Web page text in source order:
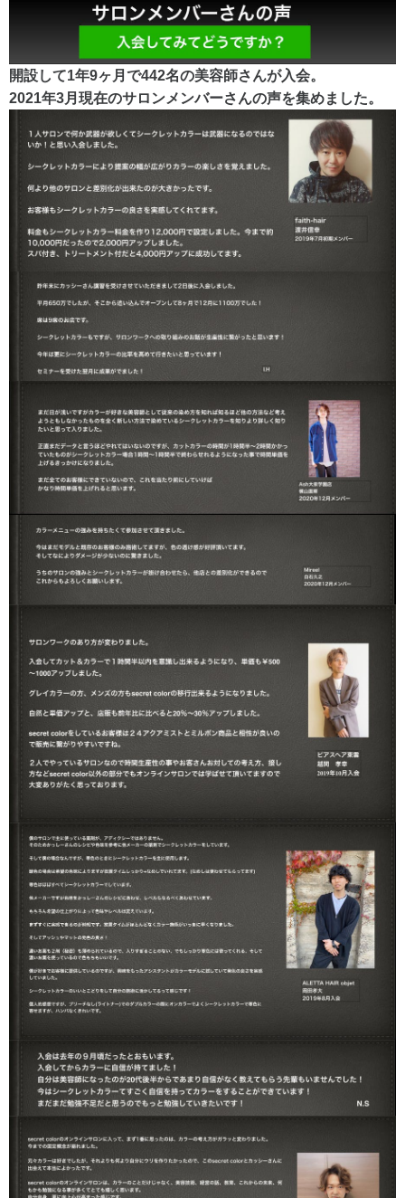
開設して1年9ヶ月で442名の美容師さんが入会。
2021年3月現在のサロンメンバーさんの声を集めました。